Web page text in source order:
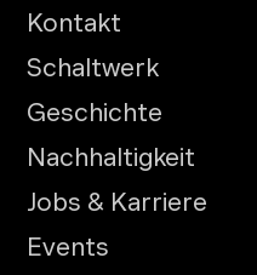
Kontakt
Schaltwerk
Geschichte
Nachhaltigkeit
Jobs & Karriere
Events